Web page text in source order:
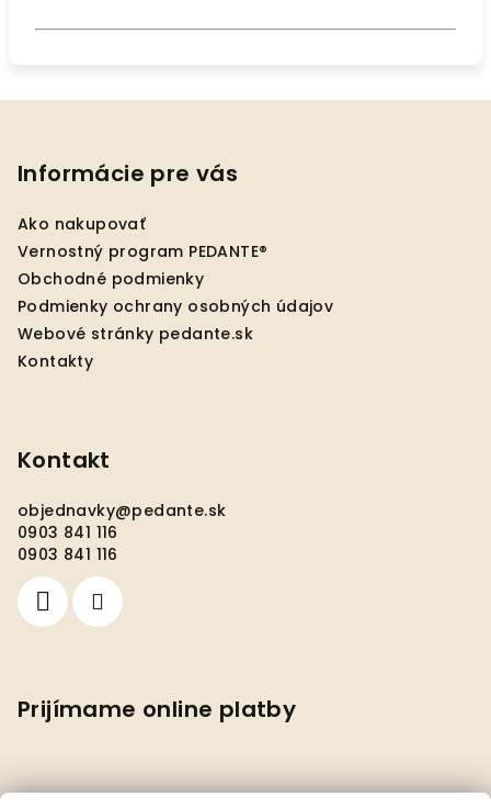
Informácie pre vás
Ako nakupovať
Vernostný program PEDANTE®
Obchodné podmienky
Podmienky ochrany osobných údajov
Webové stránky pedante.sk
Kontakty
Kontakt
objednavky@pedante.sk
0903 841 116
0903 841 116
Prijímame online platby